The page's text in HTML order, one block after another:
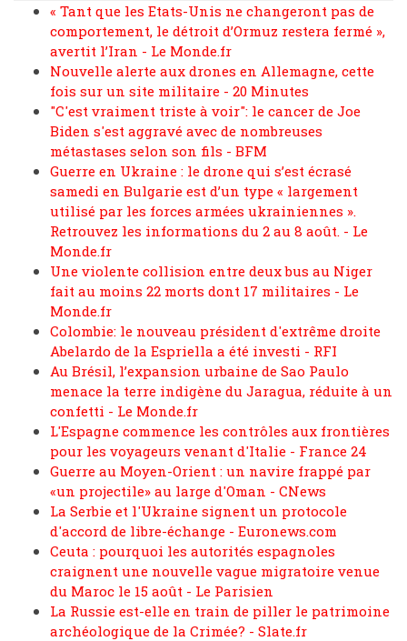
« Tant que les Etats-Unis ne changeront pas de
comportement, le détroit d’Ormuz restera fermé »,
avertit l’Iran - Le Monde.fr
Nouvelle alerte aux drones en Allemagne, cette
fois sur un site militaire - 20 Minutes
"C'est vraiment triste à voir": le cancer de Joe
Biden s'est aggravé avec de nombreuses
métastases selon son fils - BFM
Guerre en Ukraine : le drone qui s’est écrasé
samedi en Bulgarie est d’un type « largement
utilisé par les forces armées ukrainiennes ».
Retrouvez les informations du 2 au 8 août. - Le
Monde.fr
Une violente collision entre deux bus au Niger
fait au moins 22 morts dont 17 militaires - Le
Monde.fr
Colombie: le nouveau président d'extrême droite
Abelardo de la Espriella a été investi - RFI
Au Brésil, l’expansion urbaine de Sao Paulo
menace la terre indigène du Jaragua, réduite à un
confetti - Le Monde.fr
L'Espagne commence les contrôles aux frontières
pour les voyageurs venant d'Italie - France 24
Guerre au Moyen-Orient : un navire frappé par
«un projectile» au large d'Oman - CNews
La Serbie et l'Ukraine signent un protocole
d'accord de libre-échange - Euronews.com
Ceuta : pourquoi les autorités espagnoles
craignent une nouvelle vague migratoire venue
du Maroc le 15 août - Le Parisien
La Russie est-elle en train de piller le patrimoine
archéologique de la Crimée? - Slate.fr